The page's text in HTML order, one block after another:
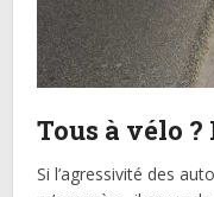
Tous à vélo
Si l’agressivité des